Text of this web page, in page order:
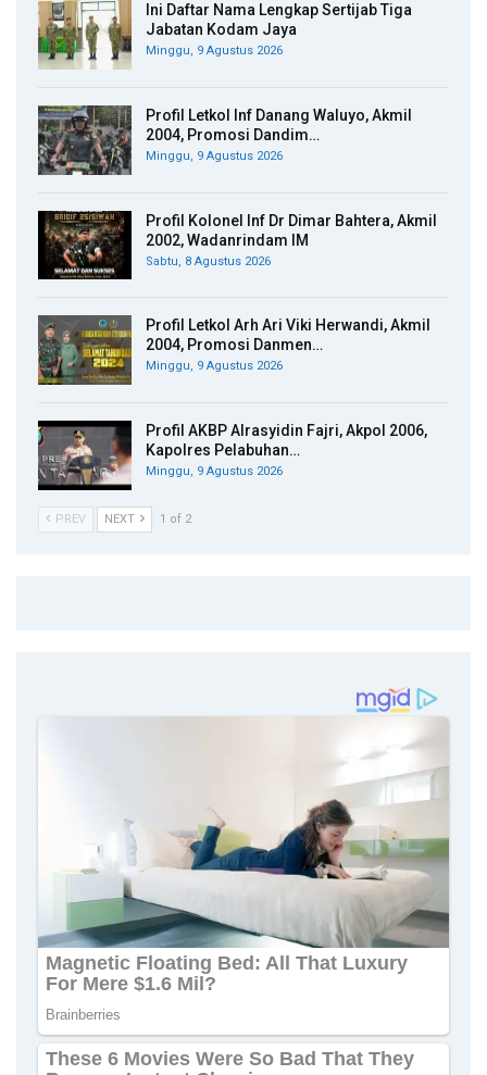
Ini Daftar Nama Lengkap Sertijab Tiga
Jabatan Kodam Jaya
Minggu, 9 Agustus 2026
Profil Letkol Inf Danang Waluyo, Akmil
2004, Promosi Dandim…
Minggu, 9 Agustus 2026
Profil Kolonel Inf Dr Dimar Bahtera, Akmil
2002, Wadanrindam IM
Sabtu, 8 Agustus 2026
Profil Letkol Arh Ari Viki Herwandi, Akmil
2004, Promosi Danmen…
Minggu, 9 Agustus 2026
Profil AKBP Alrasyidin Fajri, Akpol 2006,
Kapolres Pelabuhan…
Minggu, 9 Agustus 2026
PREV NEXT 1 of 2